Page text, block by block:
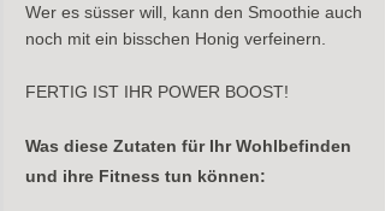
Wer es süsser will, kann den Smoothie auch
noch mit ein bisschen Honig verfeinern.
FERTIG IST IHR POWER BOOST!
Was diese Zutaten für Ihr Wohlbefinden
und ihre Fitness tun können: